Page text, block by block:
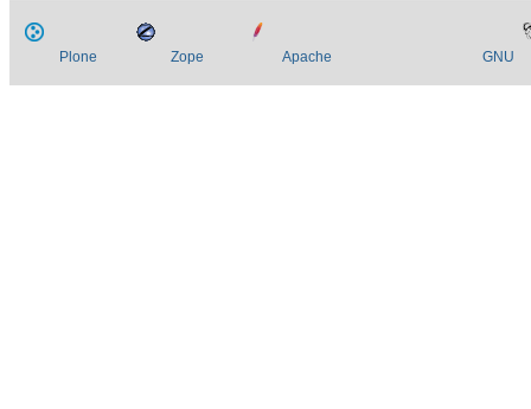
Plone Zope Apache GNU